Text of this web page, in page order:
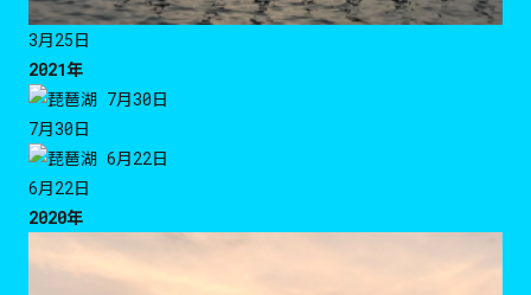
3月25日
2021年
7月30日
6月22日
2020年